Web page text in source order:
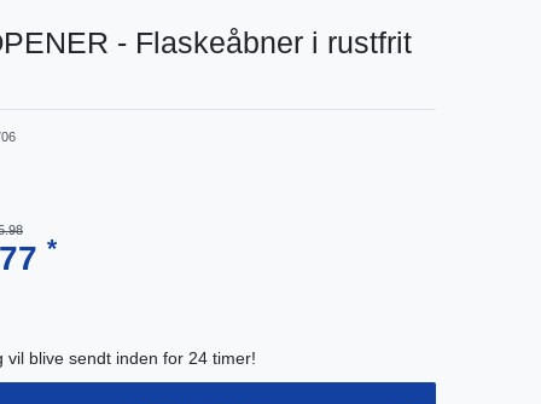
- Flaskeåbner i rustfrit
*
vil blive sendt inden for 24 timer!